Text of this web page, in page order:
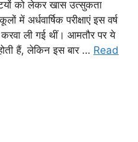
को लेकर खास उत्सुकता
में अर्धवार्षिक परीक्षाएं इस वर्ष
ली गई थीं। आमतौर पर ये
हैं, लेकिन इस बार … Read